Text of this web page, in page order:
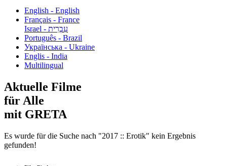
English - English
Français - France
עִבְרִית - Israel
Português - Brazil
Українська - Ukraine
Englis - India
Multilingual
Aktuelle Filme
für Alle
mit GRETA
Es wurde für die Suche nach "2017 :: Erotik" kein Ergebnis
gefunden!